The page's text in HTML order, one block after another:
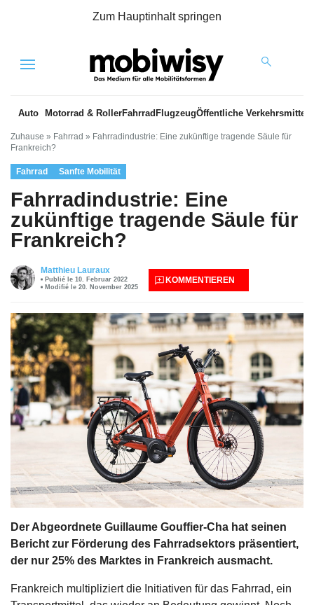
Zum Hauptinhalt springen
Menu
Auto Motorrad & RollerFahrrad FlugzeugÖffentliche Verkehrsmittel
Zuhause » Fahrrad » Fahrradindustrie: Eine zukünftige tragende Säule für
Frankreich?
Fahrrad Sanfte Mobilität
Fahrradindustrie: Eine
zukünftige tragende Säule für
Frankreich?
Matthieu Lauraux
Publié le 10. Februar 2022
Modifié le 20. November 2025
KOMMENTIEREN
Der Abgeordnete Guillaume Gouffier-Cha hat seinen
Bericht zur Förderung des Fahrradsektors präsentiert,
der nur 25% des Marktes in Frankreich ausmacht.
Frankreich multipliziert die Initiativen für das Fahrrad, ein